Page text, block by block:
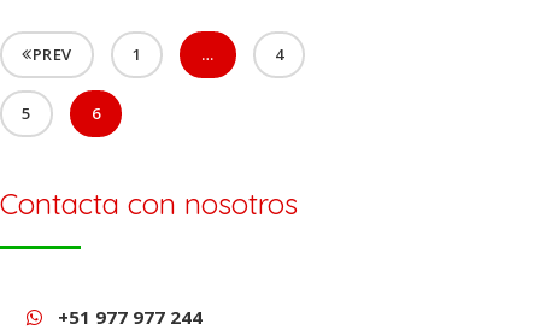
PREV 1 … 4
5 6
Contacta con nosotros
+51 977 977 244